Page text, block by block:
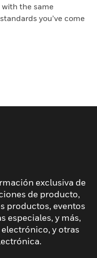
the same
you’ve come
exclusiva de
de producto,
productos, eventos
especiales, y más,
y otras